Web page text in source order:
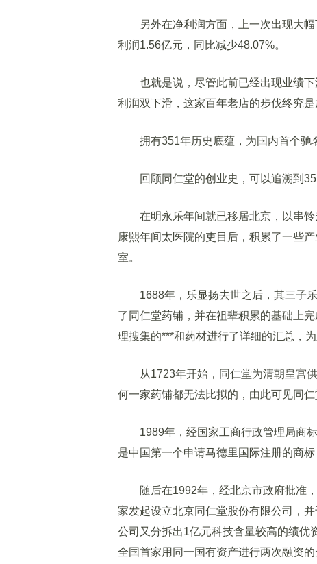
另外在净利润方面，上一次出现大幅
利润1.56亿元，同比减少48.07%。
也就是说，尽管此前已经出现业绩下
利润双下滑，这家百年老店的步伐终究是
拥有351年历史底蕴，为国内首个驰
回顾同仁堂的创业史，可以追溯到
在明永乐年间就已移居北京，以串铃
康熙年间太医院的吏目后，积累了一些
室。
1688年，乐显扬去世之后，其三子乐
了同仁堂药铺，并在祖辈积累的基础上
理搜集的***和药材进行了详细的汇总，
从1723年开始，同仁堂为清朝皇宫供
何一家药铺都无法比拟的，由此可见同仁
1989年，经国家工商行政管理局商标
是中国第一个申请马德里国际注册的商
随后在1992年，经北京市政府批准，
家发起设立北京同仁堂股份有限公司，
公司又分拆出1亿元科技含量较高的绩优
全国首家用同一国有资产进行两次融资的